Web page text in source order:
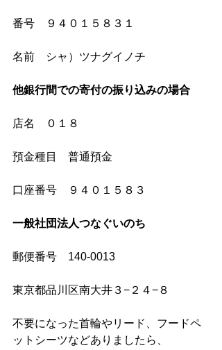
番号　９４０１５８３１
名前　シャ）ツナグイノチ
他銀行間での寄付の振り込みの場合
店名　０１８
預金種目　普通預金
口座番号　９４０１５８３
一般社団法人つなぐいのち
郵便番号　140-0013
東京都品川区南大井３−２４−８
不要になった首輪やリード、フードペ
ットシーツなどありましたら、